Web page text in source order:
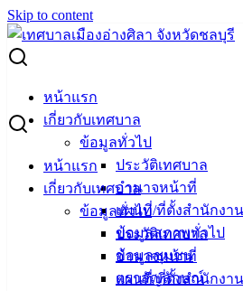
Skip to content
หน้าแรก
เกี่ยวกับเทศบาล
ข้อมูลทั่วไป
ประวัติเทศบาล
อำนาจหน้าที่
แผนที่/ที่ตั้งสำนักงาน
ข้อมูลสภาพทั่วไป
ข้อมูลชุมชน
ตราสัญลักษณ์
หน้าแรก
เกี่ยวกับเทศบาล
ข้อมูลทั่วไป
ประวัติเทศบาล
อำนาจหน้าที่
แผนที่/ที่ตั้งสำนักงาน
Search for:
วัคซีนไข้หวัดใหญ่ ฟรี ! ไม่ต้องจอง เข้า
วัคซีนไข้หวัดใหญ่ ฟรี ! ไม่
บริการได้เลย 12 มิ.ย. 69
พฤษภาคม 19, 2026พฤษภาคม 19,
กิจกรรมอ่างศิลา
,ข่าวสารน่ารู้,